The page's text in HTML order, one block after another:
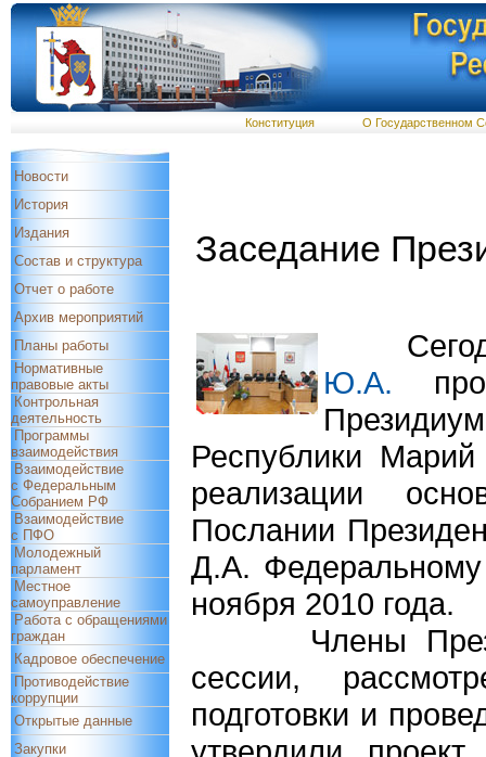
Конституция О Государственном
Новости
История
Издания
Состав и структура
Отчет о работе
Архив мероприятий
Планы работы
Нормативные
правовые акты
Контрольная
деятельность
Программы
взаимодействия
Взаимодействие
с Федеральным
Собранием РФ
Взаимодействие
с ПФО
Молодежный
парламент
Местное
самоуправление
Работа с обращениями
граждан
Кадровое обеспечение
Противодействие
коррупции
Открытые данные
Закупки
Заседание
Ю.А.
Республики
реализации
Послании
Д.А.
ноября 2010 года.
Члены
сессии,
подготовки и